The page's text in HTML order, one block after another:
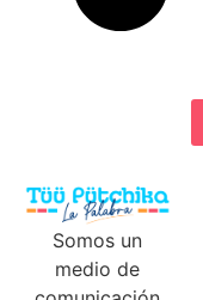
Somos un
medio de